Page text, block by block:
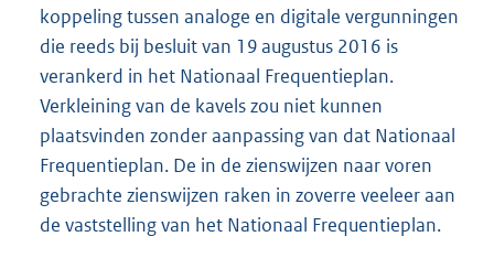
koppeling tussen analoge en digitale vergunningen
die reeds bij besluit van 19 augustus 2016 is
verankerd in het Nationaal Frequentieplan.
Verkleining van de kavels zou niet kunnen
plaatsvinden zonder aanpassing van dat Nationaal
Frequentieplan. De in de zienswijzen naar voren
gebrachte zienswijzen raken in zoverre veeleer aan
de vaststelling van het Nationaal Frequentieplan.